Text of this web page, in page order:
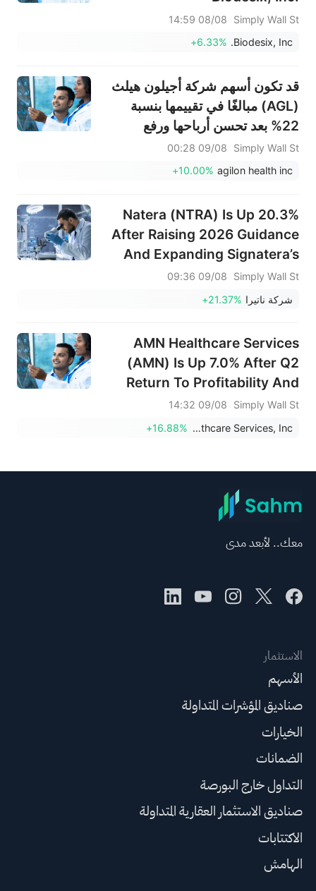
(NASDAQ:BDSX) Price Target
To US$32.67
Simply Wall St
08/08 14:59
Biodesix, Inc.
+6.33%
قد تكون أسهم شركة أجيلون هيلث
(AGL) مبالغًا في تقييمها بنسبة
22% بعد تحسن أرباحها ورفع
توقعاتها المستقبلية.
Simply Wall St
09/08 00:28
agilon health inc
+10.00%
Natera (NTRA) Is Up 20.3%
After Raising 2026 Guidance
And Expanding Signatera’s
Oncology Reach
Simply Wall St
09/08 09:36
شركة ناتيرا +21.37%
AMN Healthcare Services
(AMN) Is Up 7.0% After Q2
Return To Profitability And
Stronger Staffing Demand –
Has The Bull Case Changed?
Simply Wall St
09/08 14:32
AMN Healthcare Services, Inc.
+16.88%
معك.. لأبعد مدى
الاستثمار
الأسهم
صناديق المؤشرات المتداولة
الخيارات
الضمانات
التداول خارج البورصة
صناديق الاستثمار العقارية المتداولة
الاكتتابات
الهامش